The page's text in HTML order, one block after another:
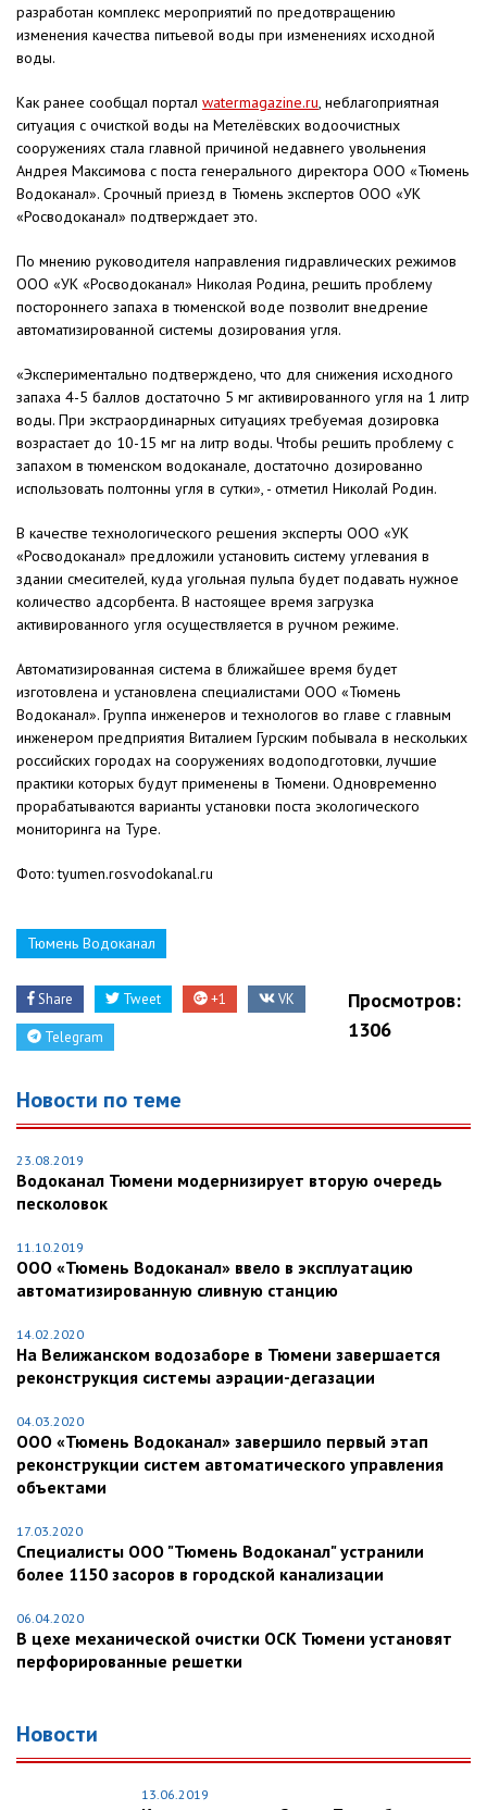
разработан комплекс мероприятий по предотвращению
изменения качества питьевой воды при изменениях исходной
воды.
Как ранее сообщал портал watermagazine.ru, неблагоприятная
ситуация с очисткой воды на Метелёвских водоочистных
сооружениях стала главной причиной недавнего увольнения
Андрея Максимова с поста генерального директора ООО «Тюмень
Водоканал». Срочный приезд в Тюмень экспертов ООО «УК
«Росводоканал» подтверждает это.
По мнению руководителя направления гидравлических режимов
ООО «УК «Росводоканал» Николая Родина, решить проблему
постороннего запаха в тюменской воде позволит внедрение
автоматизированной системы дозирования угля.
«Экспериментально подтверждено, что для снижения исходного
запаха 4-5 баллов достаточно 5 мг активированного угля на 1 литр
воды. При экстраординарных ситуациях требуемая дозировка
возрастает до 10-15 мг на литр воды. Чтобы решить проблему с
запахом в тюменском водоканале, достаточно дозированно
использовать полтонны угля в сутки», - отметил Николай Родин.
В качестве технологического решения эксперты ООО «УК
«Росводоканал» предложили установить систему углевания в
здании смесителей, куда угольная пульпа будет подавать нужное
количество адсорбента. В настоящее время загрузка
активированного угля осуществляется в ручном режиме.
Автоматизированная система в ближайшее время будет
изготовлена и установлена специалистами ООО «Тюмень
Водоканал». Группа инженеров и технологов во главе с главным
инженером предприятия Виталием Гурским побывала в нескольких
российских городах на сооружениях водоподготовки, лучшие
практики которых будут применены в Тюмени. Одновременно
прорабатываются варианты установки поста экологического
мониторинга на Туре.
Фото: tyumen.rosvodokanal.ru
Тюмень Водоканал
Share Tweet +1 VK
Telegram
Просмотров:
1306
Новости по теме
23.08.2019
Водоканал Тюмени модернизирует вторую очередь
песколовок
11.10.2019
ООО «Тюмень Водоканал» ввело в эксплуатацию
автоматизированную сливную станцию
14.02.2020
На Велижанском водозаборе в Тюмени завершается
реконструкция системы аэрации-дегазации
04.03.2020
ООО «Тюмень Водоканал» завершило первый этап
реконструкции систем автоматического управления
объектами
17.03.2020
Специалисты ООО "Тюмень Водоканал" устранили
более 1150 засоров в городской канализации
06.04.2020
В цехе механической очистки ОСК Тюмени установят
перфорированные решетки
Новости
13.06.2019